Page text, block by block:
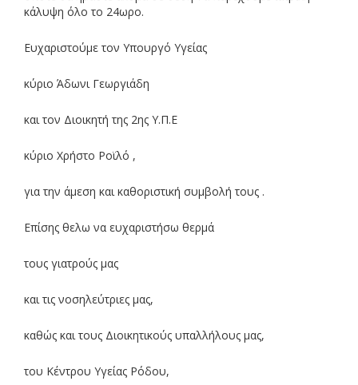
κάλυψη όλο το 24ωρο.
Ευχαριστούμε τον Υπουργό Υγείας
κύριο Άδωνι Γεωργιάδη
και τον Διοικητή της 2ης Υ.Π.Ε
κύριο Χρήστο Ροϊλό ,
για την άμεση και καθοριστική συμβολή τους .
Επίσης θελω να ευχαριστήσω θερμά
τους γιατρούς μας
και τις νοσηλεύτριες μας,
καθώς και τους Διοικητικούς υπαλλήλους μας,
του Κέντρου Υγείας Ρόδου,